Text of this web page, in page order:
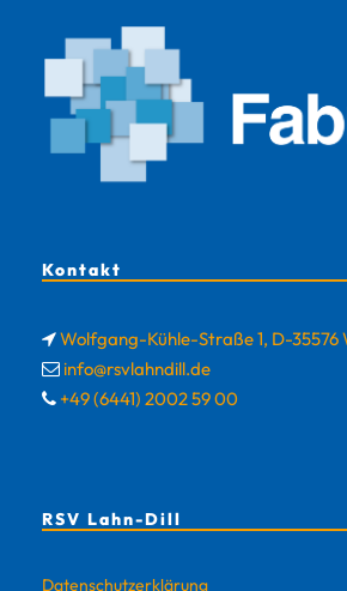
Kontakt
Wolfgang-Kühle-Straße 1, D-35576
info@rsvlahndill.de
+49 (6441) 2002 59 00
RSV Lahn-Dill
Datenschutzerklärung